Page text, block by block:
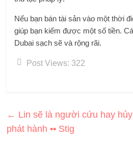
Nếu bạn bán tài sản vào một thời
giúp bạn kiếm được một số tiền.
Dubai sạch sẽ và rộng rãi.
Post Views: 322
← Lin sẽ là người cứu hay
phát hành •• Stig